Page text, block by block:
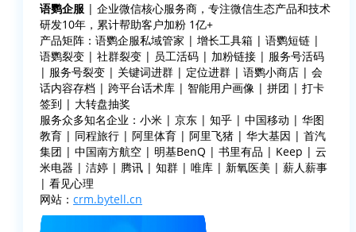
语鹦企服 | 企业微信核心服务商，专注微信生态产品和技术
研发10年，累计帮助客户加粉 1亿+
产品矩阵：语鹦企服私域管家 | 增长工具箱 | 语鹦短链 |
语鹦裂变 | 社群裂变 | 员工活码 | 加粉链接 | 服务号活码
| 服务号裂变 | 关键词进群 | 定位进群 | 语鹦小商店 | 会
话内容存档 | 跨平台话术库 | 智能用户画像 | 拼团 | 打卡
签到 | 大转盘抽奖
服务众多知名企业：小米 | 京东 | 知乎 | 中国移动 | 华图
教育 | 同程旅行 | 阿里体育 | 阿里飞猪 | 华大基因 | 首汽
集团 | 中国南方航空 | 明基BenQ | 书里有品 | Keep | 云
米电器 | 洁婷 | 腾讯 | 知群 | 唯库 | 新氧医美 | 薪人薪事
| 看见心理
网站： crm.bytell.cn